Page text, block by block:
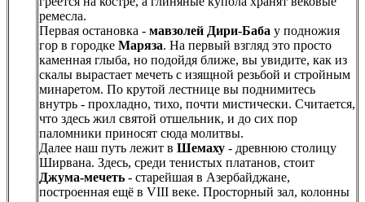
ремесла.
Первая остановка - мавзолей Дири-Баба у подножия
гор в городке Маряза. На первый взгляд это просто
каменная глыба, но подойдя ближе, вы увидите, как из
скалы вырастает мечеть с изящной резьбой и стройным
минаретом. По крутой лестнице вы поднимитесь
внутрь - прохладно, тихо, почти мистически. Считается,
что здесь жил святой отшельник, и до сих пор
паломники приносят сюда молитвы.
Далее наш путь лежит в Шемаху - древнюю столицу
Ширвана. Здесь, среди тенистых платанов, стоит
Джума-мечеть - старейшая в Азербайджане,
построенная ещё в VIII веке. Просторный зал, колонны